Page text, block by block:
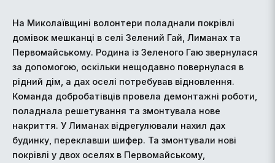
На Миколаївщині волонтери поладнали покрівлі
домівок мешканці в селі Зелений Гай, Лиманах та
Первомайському. Родина із Зеленого Гаю звернулася
за допомогою, оскільки нещодавно повернулася в
рідний дім, а дах оселі потребував відновлення.
Команда добробатівців провела демонтажні роботи,
поладнала решетування та змонтувала нове
накриття. У Лиманах відрегулювали нахил дах
будинку, переклавши шифер. Та змонтували нові
покрівлі у двох оселях в Первомайському,